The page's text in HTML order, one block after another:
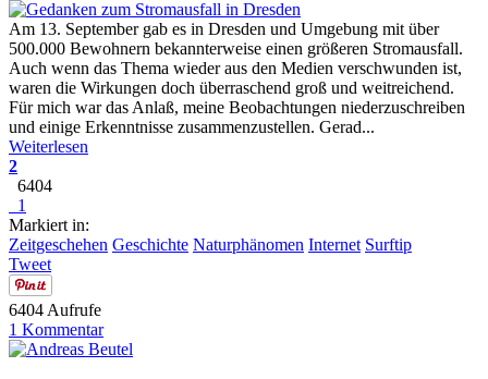
Am 13. September gab es in Dresden und Umgebung mit über
500.000 Bewohnern bekannterweise einen größeren Stromausfall.
Auch wenn das Thema wieder aus den Medien verschwunden ist,
waren die Wirkungen doch überraschend groß und weitreichend.
Für mich war das Anlaß, meine Beobachtungen niederzuschreiben
und einige Erkenntnisse zusammenzustellen. Gerad...
Weiterlesen
2
6404
1
Markiert in:
Zeitgeschehen Geschichte Naturphänomen Internet Surftip
Tweet
6404 Aufrufe
1 Kommentar